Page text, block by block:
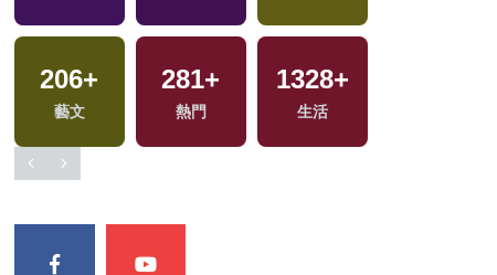
206+
藝文
281+
熱門
1328+
生活